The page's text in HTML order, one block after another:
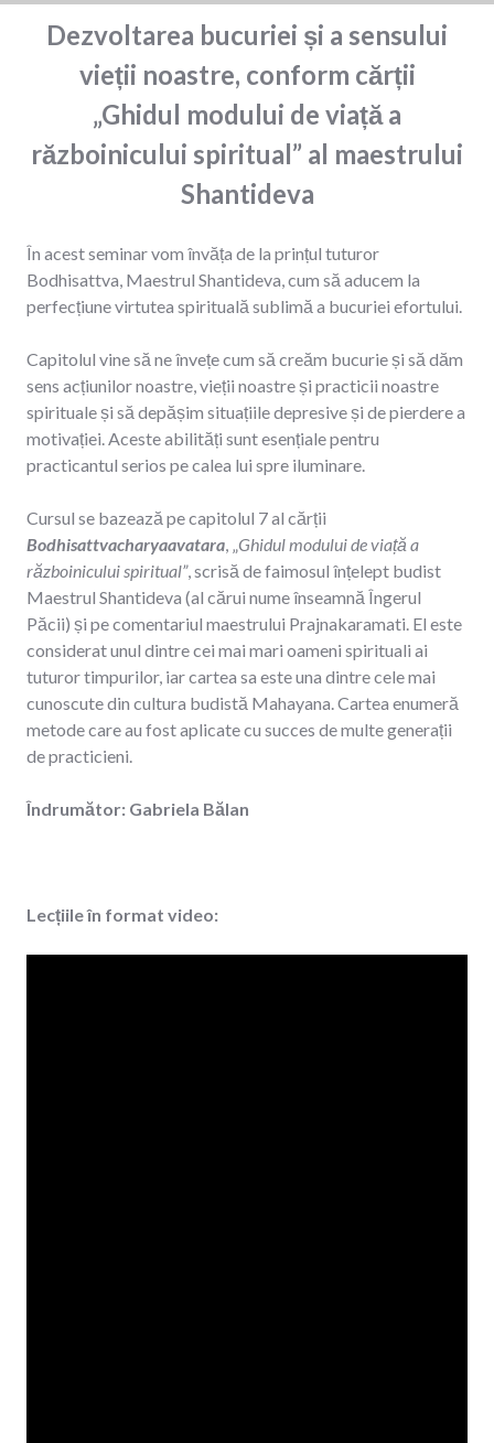
Dezvoltarea bucuriei și a sensului
vieții noastre, conform cărții
„Ghidul modului de viață a
războinicului spiritual” al maestrului
Shantideva
În acest seminar vom învăța de la prințul tuturor
Bodhisattva, Maestrul Shantideva, cum să aducem la
perfecțiune virtutea spirituală sublimă a bucuriei efortului.
Capitolul vine să ne învețe cum să creăm bucurie și să dăm
sens acțiunilor noastre, vieții noastre și practicii noastre
spirituale și să depășim situațiile depresive și de pierdere a
motivației. Aceste abilități sunt esențiale pentru
practicantul serios pe calea lui spre iluminare.
Cursul se bazează pe capitolul 7 al cărții
Bodhisattvacharyaavatara, „Ghidul modului de viață a
războinicului spiritual”, scrisă de faimosul înțelept budist
Maestrul Shantideva (al cărui nume înseamnă Îngerul
Păcii) și pe comentariul maestrului Prajnakaramati. El este
considerat unul dintre cei mai mari oameni spirituali ai
tuturor timpurilor, iar cartea sa este una dintre cele mai
cunoscute din cultura budistă Mahayana. Cartea enumeră
metode care au fost aplicate cu succes de multe generații
de practicieni.
Îndrumător: Gabriela Bălan
Lecțiile în format video: